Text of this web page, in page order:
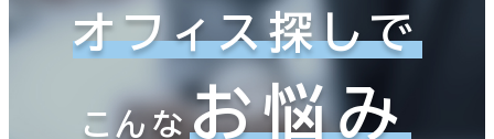
オフィス探しで
こんなお悩み